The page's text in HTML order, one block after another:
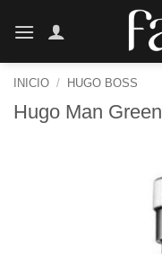
INICIO / HUGO BOSS
Hugo Man Green